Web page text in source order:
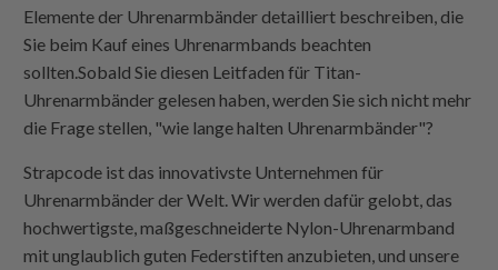
Elemente der Uhrenarmbänder detailliert beschreiben, die
Sie beim Kauf eines Uhrenarmbands beachten
sollten.Sobald Sie diesen Leitfaden für Titan-
Uhrenarmbänder gelesen haben, werden Sie sich nicht mehr
die Frage stellen, "wie lange halten Uhrenarmbänder"?
Strapcode ist das innovativste Unternehmen für
Uhrenarmbänder der Welt. Wir werden dafür gelobt, das
hochwertigste, maßgeschneiderte Nylon-Uhrenarmband
mit unglaublich guten Federstiften anzubieten, und unsere